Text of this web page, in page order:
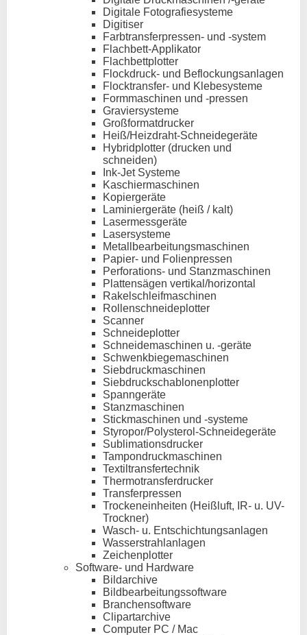
Digitale Fotografiesysteme
Digitiser
Farbtransferpressen- und -system
Flachbett-Applikator
Flachbettplotter
Flockdruck- und Beflockungsanlagen
Flocktransfer- und Klebesysteme
Formmaschinen und -pressen
Graviersysteme
Großformatdrucker
Heiß/Heizdraht-Schneidegeräte
Hybridplotter (drucken und
schneiden)
Ink-Jet Systeme
Kaschiermaschinen
Kopiergeräte
Laminiergeräte (heiß / kalt)
Lasermessgeräte
Lasersysteme
Metallbearbeitungsmaschinen
Papier- und Folienpressen
Perforations- und Stanzmaschinen
Plattensägen vertikal/horizontal
Rakelschleifmaschinen
Rollenschneideplotter
Scanner
Schneideplotter
Schneidemaschinen u. -geräte
Schwenkbiegemaschinen
Siebdruckmaschinen
Siebdruckschablonenplotter
Spanngeräte
Stanzmaschinen
Stickmaschinen und -systeme
Styropor/Polysterol-Schneidegeräte
Sublimationsdrucker
Tampondruckmaschinen
Textiltransfertechnik
Thermotransferdrucker
Transferpressen
Trockeneinheiten (Heißluft, IR- u. UV-
Trockner)
Wasch- u. Entschichtungsanlagen
Wasserstrahlanlagen
Zeichenplotter
Software- und Hardware
Bildarchive
Bildbearbeitungssoftware
Branchensoftware
Clipartarchive
Computer PC / Mac